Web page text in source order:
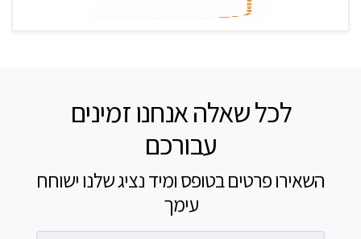
לכל שאלה אנחנו זמינים
עבורכם
השאירו פרטים בטופס ומיד נציג שלנו ישוחח
עימך